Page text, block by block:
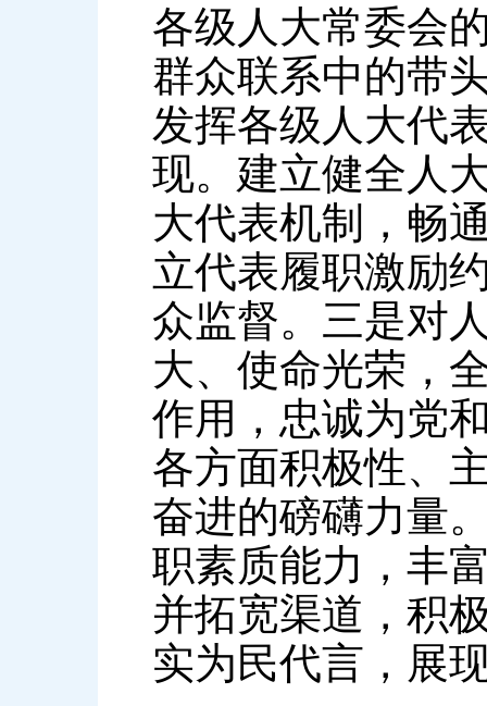
各级人大常委会
群众联系中的带
发挥各级人大代
现。建立健全人
大代表机制，畅
立代表履职激励
众监督。三是对
大、使命光荣，
作用，忠诚为党
各方面积极性、
奋进的磅礴力量
职素质能力，丰
并拓宽渠道，积
实为民代言，展